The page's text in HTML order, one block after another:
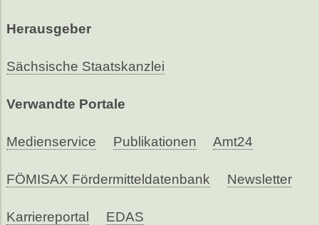
Herausgeber
Sächsische Staatskanzlei
Verwandte Portale
Medienservice Publikationen Amt24
FÖMISAX Fördermitteldatenbank Newsletter
Karriereportal EDAS